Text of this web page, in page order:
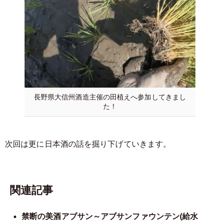
長野県大信州酒造主催の田植えへ参加してきまし
た！
次回は更に日本酒の話を掘り下げていきます。
関連記事
禁断の美酒アブサン～アブサンファウンテン(給水